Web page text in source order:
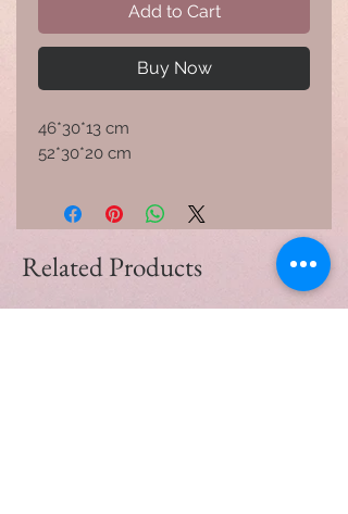
Add to Cart
Buy Now
46*30*13 cm
52*30*20 cm
Related Products